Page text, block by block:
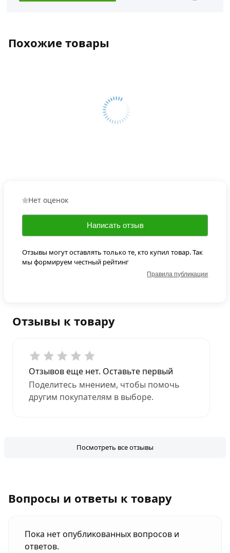
Похожие товары
Отзывы к товару
Отзывов еще нет. Оставьте первый
Поделитесь мнением, чтобы помочь
другим покупателям в выборе.
Посмотреть все отзывы
Нет оценок
Написать отзыв
Отзывы могут оставлять только те, кто купил товар. Так
мы формируем честный рейтинг
Правила публикации
Вопросы и ответы к товару
Пока нет опубликованных вопросов и
ответов.